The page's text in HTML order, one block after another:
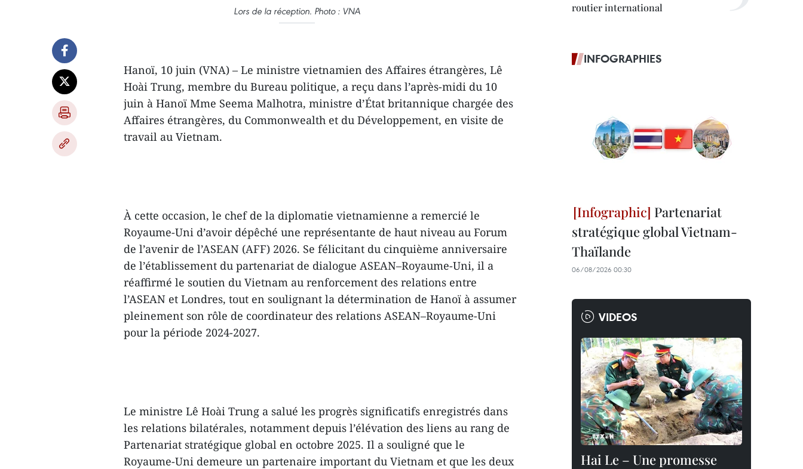
Lors de la réception. Photo : VNA
Hanoï, 10 juin (VNA) – Le ministre vietnamien des Affaires étrangères, Lê
Hoài Trung, membre du Bureau politique, a reçu dans l’après-midi du 10
juin à Hanoï Mme Seema Malhotra, ministre d’État britannique chargée des
Affaires étrangères, du Commonwealth et du Développement, en visite de
travail au Vietnam.
À cette occasion, le chef de la diplomatie vietnamienne a remercié le
Royaume-Uni d’avoir dépêché une représentante de haut niveau au Forum
de l’avenir de l’ASEAN (AFF) 2026. Se félicitant du cinquième anniversaire
de l’établissement du partenariat de dialogue ASEAN–Royaume-Uni, il a
réaffirmé le soutien du Vietnam au renforcement des relations entre
l’ASEAN et Londres, tout en soulignant la détermination de Hanoï à assumer
pleinement son rôle de coordinateur des relations ASEAN–Royaume-Uni
pour la période 2024-2027.
Le ministre Lê Hoài Trung a salué les progrès significatifs enregistrés dans
les relations bilatérales, notamment depuis l’élévation des liens au rang de
Partenariat stratégique global en octobre 2025. Il a souligné que le
Royaume-Uni demeure un partenaire important du Vietnam et que les deux
routier international
INFOGRAPHIES
Partenariat
stratégique global Vietnam-
Thaïlande
06/08/2026 00:30
VIDEOS
Hai Le – Une promesse